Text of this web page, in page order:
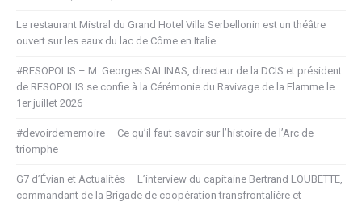
Le restaurant Mistral du Grand Hotel Villa Serbellonin est un théâtre
ouvert sur les eaux du lac de Côme en Italie
#RESOPOLIS – M. Georges SALINAS, directeur de la DCIS et président
de RESOPOLIS se confie à la Cérémonie du Ravivage de la Flamme le
1er juillet 2026
#devoirdememoire – Ce qu’il faut savoir sur l’histoire de l’Arc de
triomphe
G7 d’Évian et Actualités – L’interview du capitaine Bertrand LOUBETTE,
commandant de la Brigade de coopération transfrontalière et